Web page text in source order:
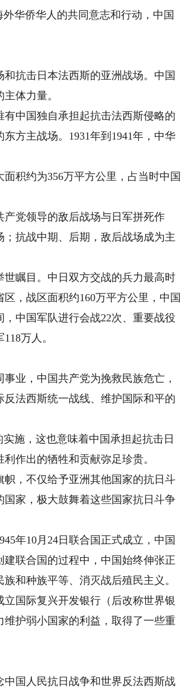
华侨华人的共同意志和行动，中国
抗击日本法西斯的亚洲战场。中国
体力量。
中国独自承担起抗击法西斯侵略的
方主战场。1931年到1941年，中华
积约为356万平方公里，占当时中国
党领导的敌后战场与日军拼死作
抗战中期、后期，敌后战场成为主
瞩目。中日双方交战的兵力最高时
，战区面积约160万平方公里，中国
中国军队进行会战22次、重要战役
万人。
业，中国共产党为挽救民族危亡，
法西斯统一战线、维护国际和平的
施，这也意味着中国承担起抗击日
作出的牺牲和贡献弥足珍贵。
，不仅给予亚洲其他国家的抗日斗
家，极大鼓舞着这些国家抗日斗争
年10月24日联合国正式成立，中国
联合国的过程中，中国始终伸张正
和种族平等、消灭战后殖民主义。
国际复兴开发银行（后改称世界银
护弱小国家的利益，取得了一些重
国人民抗日战争和世界反法西斯战